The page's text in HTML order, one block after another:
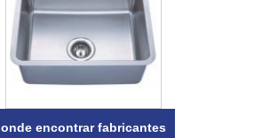
onde encontrar fabricantes